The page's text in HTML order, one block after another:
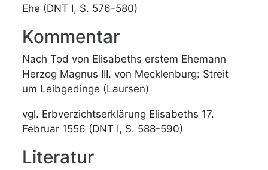
Ehe (DNT I, S. 576-580)
Kommentar
Nach Tod von Elisabeths erstem Ehemann
Herzog Magnus III. von Mecklenburg: Streit
um Leibgedinge (Laursen)
vgl. Erbverzichtserklärung Elisabeths 17.
Februar 1556 (DNT I, S. 588-590)
Literatur